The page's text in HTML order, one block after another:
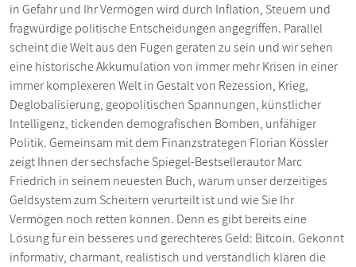
in Gefahr und Ihr Vermögen wird durch Inflation, Steuern und
fragwürdige politische Entscheidungen angegriffen. Parallel
scheint die Welt aus den Fugen geraten zu sein und wir sehen
eine historische Akkumulation von immer mehr Krisen in einer
immer komplexeren Welt in Gestalt von Rezession, Krieg,
Deglobalisierung, geopolitischen Spannungen, künstlicher
Intelligenz, tickenden demografischen Bomben, unfähiger
Politik. Gemeinsam mit dem Finanzstrategen Florian Kössler
zeigt Ihnen der sechsfache Spiegel-Bestsellerautor Marc
Friedrich in seinem neuesten Buch, warum unser derzeitiges
Geldsystem zum Scheitern verurteilt ist und wie Sie Ihr
Vermögen noch retten können. Denn es gibt bereits eine
Lösung für ein besseres und gerechteres Geld: Bitcoin. Gekonnt
informativ, charmant, realistisch und verständlich klären die